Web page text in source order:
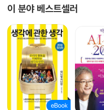
매수!
배터리 제조 및 리튬 채굴 기업에
39 전 세계 전기차&자율주행차 ‘
전기차, 수소차, 자율주행차 기업
한 달에 10만원씩 적립식 투자로
40 미국 부동산 투자-리츠
부동산은 사고 싶은데 돈이 없네?
4차산업 수요가 지속될 부동산 찾
물류창고와 데이터센터 집중투
이 분야 베스트셀러